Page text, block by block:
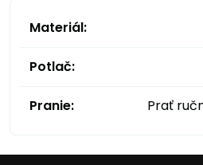
Materiál:
Potlač:
Pranie: Prať